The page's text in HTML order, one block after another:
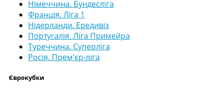
Німеччина. Бундесліга
Франція. Ліга 1
Нідерланди. Ередивіз
Португалія. Ліга Примейра
Туреччина. Суперліга
Росія. Прем'єр-ліга
Єврокубки